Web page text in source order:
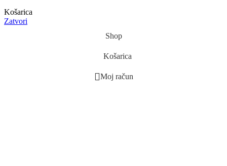
Košarica
Zatvori
Shop
Košarica
Moj račun